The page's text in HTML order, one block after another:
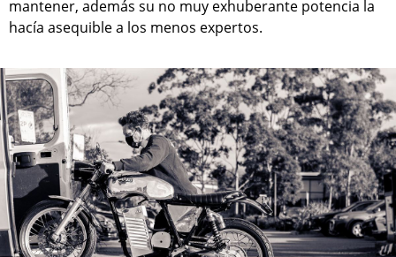
mantener, además su no muy exhuberante potencia la
hacía asequible a los menos expertos.